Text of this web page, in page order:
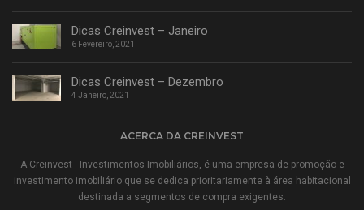
Dicas Creinvest – Janeiro
6 Fevereiro, 2021
Dicas Creinvest – Dezembro
4 Janeiro, 2021
ACERCA DA CREINVEST
A Creinvest - Investimentos Imobiliários, é uma empresa de promoção e
investimento imobiliário que se dedica prioritariamente à área habitacional
destinada a segmentos de compra exigentes.